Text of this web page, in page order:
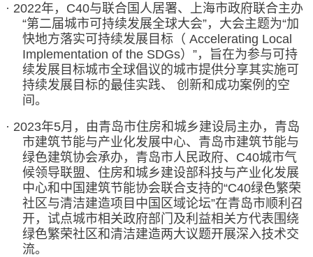
· 2022年，C40与联合国人居署、上海市政府联合主办
“第二届城市可持续发展全球大会”，大会主题为“加
快地方落实可持续发展目标（ Accelerating Local
Implementation of the SDGs） ”，旨在为参与可持
续发展目标城市全球倡议的城市提供分享其实施可
持续发展目标的最佳实践、 创新和成功案例的空
间。
· 2023年5月，由青岛市住房和城乡建设局主办，青岛
市建筑节能与产业化发展中心、青岛市建筑节能与
绿色建筑协会承办，青岛市人民政府、C40城市气
候领导联盟、住房和城乡建设部科技与产业化发展
中心和中国建筑节能协会联合支持的“C40绿色繁荣
社区与清洁建造项目中国区域论坛”在青岛市顺利召
开，试点城市相关政府部门及利益相关方代表围绕
绿色繁荣社区和清洁建造两大议题开展深入技术交
流。